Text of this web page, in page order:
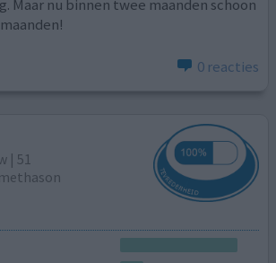
Maar nu binnen twee maanden schoon
0 reacties
| 51